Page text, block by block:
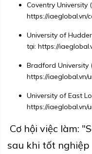
Coventry University
https://iaeglobal.vn/
University of
tại: https://
Bradford University
https://
University of East
https://
Cơ hội việc làm:
sau khi tốt nghiệp